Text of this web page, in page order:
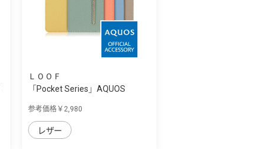
ＬＯＯＦ
「Pocket Series」AQUOS
参考価格￥2,980
レザー